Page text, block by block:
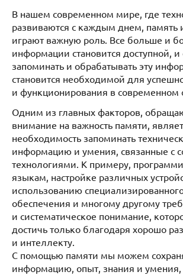
В нашем современном мире, где
развиваются с каждым днем, память
играют важную роль. Все больше и
информации становится доступной, и
запоминать и обрабатывать эту
становится необходимой для
и функционирования в современном
Одним из главных факторов,
внимание на важность памяти,
необходимость запоминать
информацию и умения, связанные с
технологиями. К примеру,
языкам, настройке различных
использованию
обеспечения и многому другому
и систематическое понимание,
достичь только благодаря хорошо
и интеллекту.
С помощью памяти мы можем
информацию, опыт, знания и умения,